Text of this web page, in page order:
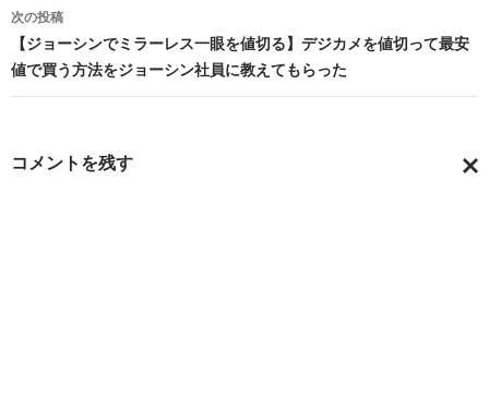
ビ
ゲ
ー
ョ
次の投稿
【ジョーシンでミラーレス一眼を値切る】デジカメを値切って最安
値で買う方法をジョーシン社員に教えてもらった
コメントを残す